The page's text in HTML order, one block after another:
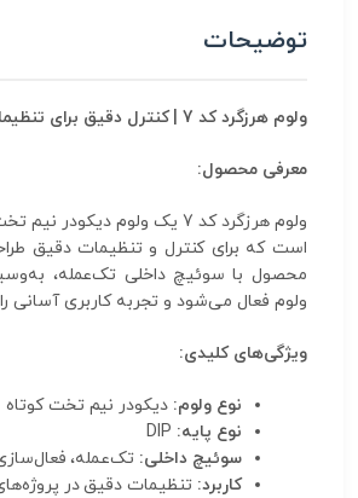
توضیحات
ولوم هرزگرد کد 7 | کنترل دقیق برای تنظیمات حرفه‌ای
معرفی محصول:
است که برای کنترل و تنظیمات دقیق
محصول با سوئیچ داخلی تک‌عمله،
ولوم فعال می‌شود و تجربه کاربری آسانی
ویژگی‌های کلیدی:
نوع ولوم: دیکودر نیم تخت کوتاه
نوع پایه:
سوئیچ داخلی: تک‌عمله،
کاربرد: تنظیمات دقیق در